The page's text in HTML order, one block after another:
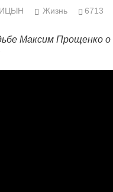
Жизнь 6713
Максим Прощенко о